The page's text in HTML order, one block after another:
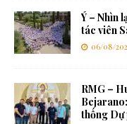
Ý – Nhìn
tác viên
06/08/
RMG –
thống Dự